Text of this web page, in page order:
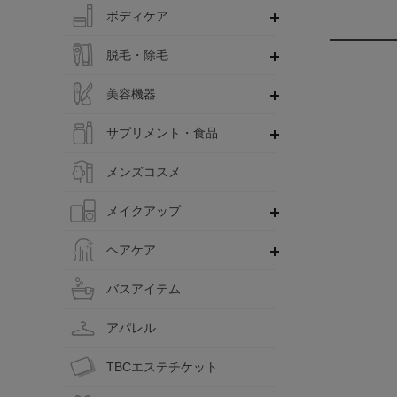
ボディケア
脱毛・除毛
美容機器
サプリメント・食品
メンズコスメ
メイクアップ
ヘアケア
バスアイテム
アパレル
TBCエステチケット